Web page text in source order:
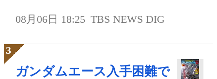
08月06日 18:25 TBS NEWS DIG
ガンダムエース入手困難で